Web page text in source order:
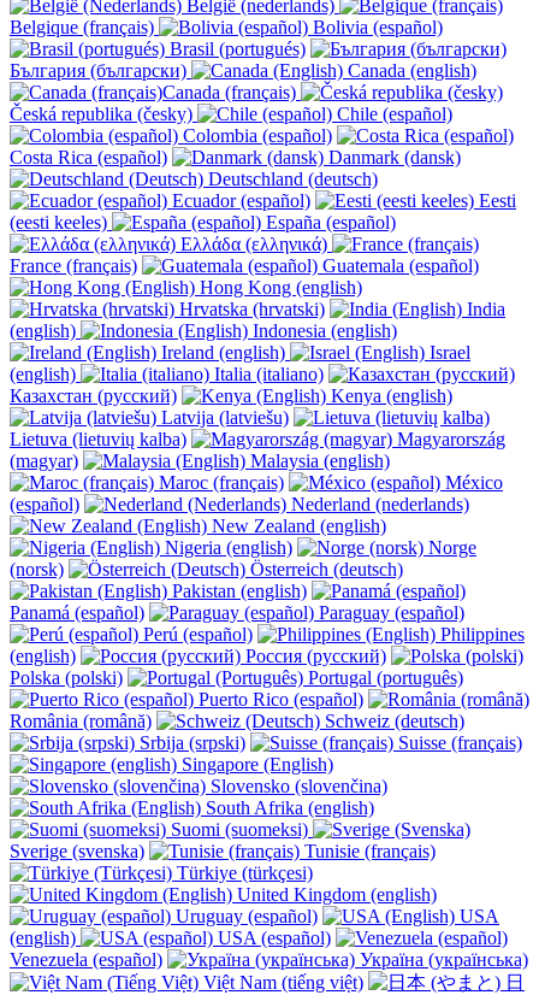
België (nederlands)
Belgique (français)
Bolivia (español)
Brasil (portugués)
България (български)
Canada (english)
Canada (français)
Česká republika (česky)
Chile (español)
Colombia (español)
Costa Rica (español)
Danmark (dansk)
Deutschland (deutsch)
Ecuador (español)
Eesti
(eesti keeles)
España (español)
Ελλάδα (ελληνικά)
France (français)
Guatemala (español)
Hong Kong (english)
Hrvatska (hrvatski)
India
(english)
Indonesia (english)
Ireland (english)
Israel
(english)
Italia (italiano)
Казахстан (русский)
Kenya (english)
Latvija (latviešu)
Lietuva (lietuvių kalba)
Magyarország
(magyar)
Malaysia (english)
Maroc (français)
México
(español)
Nederland (nederlands)
New Zealand (english)
Nigeria (english)
Norge
(norsk)
Österreich (deutsch)
Pakistan (english)
Panamá (español)
Paraguay (español)
Perú (español)
Philippines
(english)
Россия (русский)
Polska (polski)
Portugal (português)
Puerto Rico (español)
România (română)
Schweiz (deutsch)
Srbija (srpski)
Suisse (français)
Singapore (English)
Slovensko (slovenčina)
South Afrika (english)
Suomi (suomeksi)
Sverige (svenska)
Tunisie (français)
Türkiye (türkçesi)
United Kingdom (english)
Uruguay (español)
USA
(english)
USA (español)
Venezuela (español)
Україна (українська)
Việt Nam (tiếng việt)
日